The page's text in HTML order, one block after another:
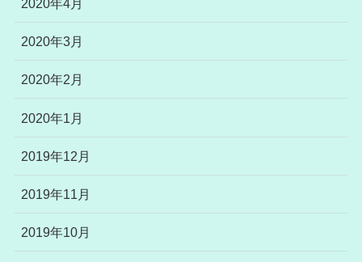
2020年4月
2020年3月
2020年2月
2020年1月
2019年12月
2019年11月
2019年10月